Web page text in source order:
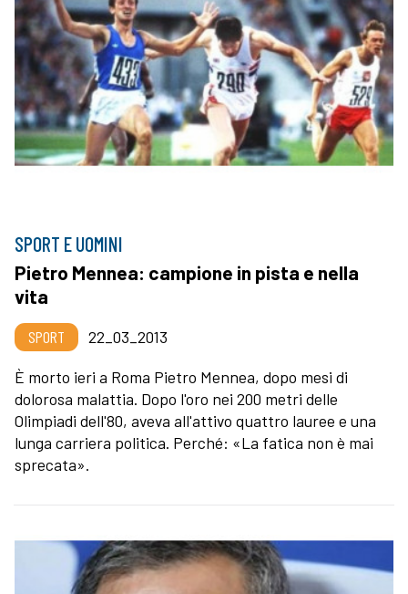
SPORT E UOMINI
Pietro Mennea: campione in pista e nella
vita
SPORT
22_03_2013
È morto ieri a Roma Pietro Mennea, dopo mesi di
dolorosa malattia. Dopo l'oro nei 200 metri delle
Olimpiadi dell'80, aveva all'attivo quattro lauree e una
lunga carriera politica. Perché: «La fatica non è mai
sprecata».